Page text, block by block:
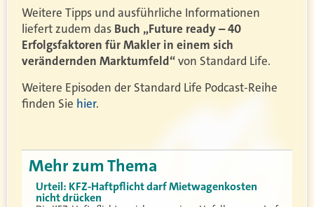
Weitere Tipps und ausführliche Informationen
liefert zudem das Buch „Future ready – 40
Erfolgsfaktoren für Makler in einem sich
verändernden Marktumfeld“von Standard Life.
Weitere Episoden der Standard Life Podcast-Reihe
finden Sie hier.
Mehr zum Thema
Urteil: KFZ-Haftpflicht darf Mietwagenkosten
nicht drücken